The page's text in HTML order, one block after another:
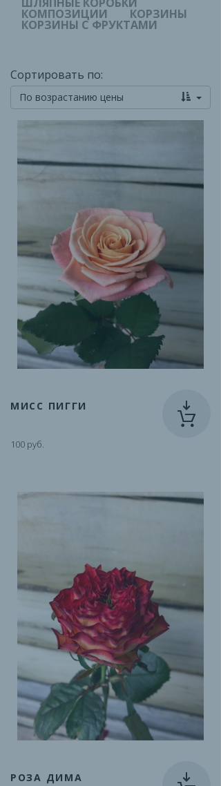
КОМПОЗИЦИИ КОРЗИНЫ
КОРЗИНЫ С ФРУКТАМИ
Сортировать по:
По возрастанию цены
МИСС ПИГГИ
100 руб.
РОЗА ДИМА